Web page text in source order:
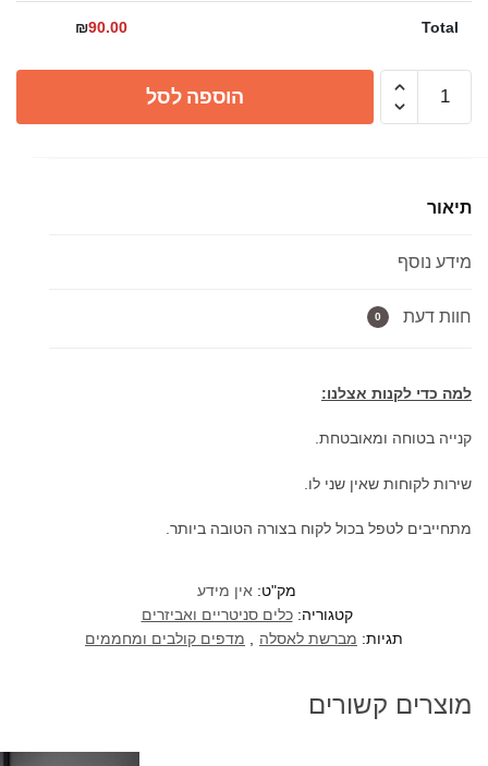
Total
₪90.00
בגימור
הוספה לסל
תיאור
מידע נוסף
חוות דעת 0
למה כדי לקנות אצלנו:
קנייה בטוחה ומאובטחת.
שירות לקוחות שאין שני לו.
מתחייבים לטפל בכול לקוח בצורה הטובה ביותר.
מק"ט: אין מידע
קטגוריה:כלים סניטריים ואביזרים
תגיות: מברשת לאסלה מדפים קולבים ומחממים
מוצרים קשורים